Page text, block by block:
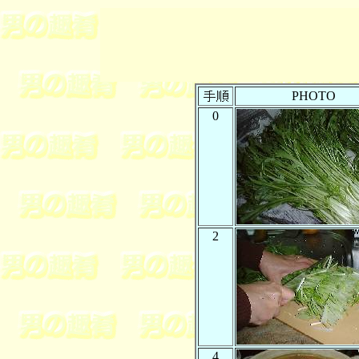
PHOTO
0
2
4